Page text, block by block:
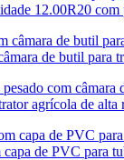
12.00R20
de butil para
agrícola de alta
de PVC para